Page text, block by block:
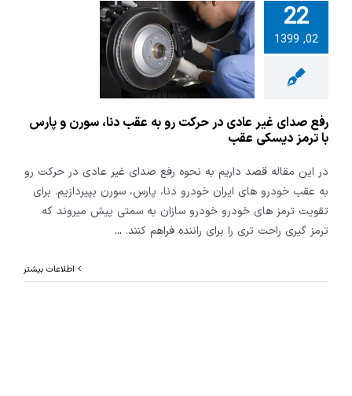
22
02, 1399
غیر عادی
رو به عقب
و پارس با
عقب
رفع صدای غیر عادی در حرکت رو به عقب دنا، سورن و پارس
با ترمز دیسکی عقب
در این مقاله قصد داریم به نحوه رفع صدای غیر عادی در حرکت رو
به عقب خودرو های ایران خودرو دنا، پارس، سورن بپیردازیم. برای
تقویت ترمز های خودرو خودرو سازان به سمتی پیش میروند که
ترمز گیری راحت تری را برای راننده فراهم کنند. ...
اطلاعات بیشتر